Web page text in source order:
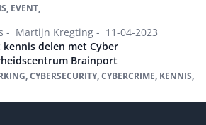
EVENT,
- Martijn Kregting - 11-04-2023
kennis delen met Cyber
Brainport
CYBERSECURITY, CYBERCRIME, KENNIS,